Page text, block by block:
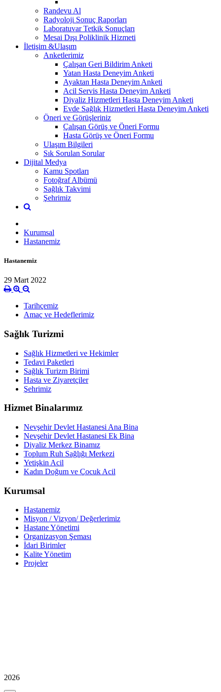
Randevu Al
Radyoloji Sonuç Raporları
Laboratuvar Tetkik Sonuçları
Mesai Dışı Poliklinik Hizmeti
İletişim &Ulaşım
Anketlerimiz
Çalışan Geri Bildirim Anketi
Yatan Hasta Deneyim Anketi
Ayaktan Hasta Deneyim Anketi
Acil Servis Hasta Deneyim Anketi
Diyaliz Hizmetleri Hasta Deneyim Anketi
Evde Sağlık Hizmetleri Hasta Deneyim Anketi
Öneri ve Görüşleriniz
Çalışan Görüş ve Öneri Formu
Hasta Görüş ve Öneri Formu
Ulaşım Bilgileri
Sık Sorulan Sorular
Dijital Medya
Kamu Spotları
Fotoğraf Albümü
Sağlık Takvimi
Şehrimiz
Kurumsal
Hastanemiz
Hastanemiz
29 Mart 2022
Tarihçemiz
Amaç ve Hedeflerimiz
Sağlık Turizmi
Sağlık Hizmetleri ve Hekimler
Tedavi Paketleri
Sağlık Turizm Birimi
Hasta ve Ziyaretçiler
Şehrimiz
Hizmet Binalarımız
Nevşehir Devlet Hastanesi Ana Bina
Nevşehir Devlet Hastanesi Ek Bina
Diyaliz Merkez Binamız
Toplum Ruh Sağlığı Merkezi
Yetişkin Acil
Kadın Doğum ve Çocuk Acil
Kurumsal
Hastanemiz
Misyon / Vizyon/ Değerlerimiz
Hastane Yönetimi
Organizasyon Şeması
İdari Birimler
Kalite Yönetim
Projeler
2026